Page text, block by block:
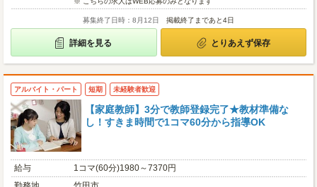
募集終了日時：8月12日 掲載終了まであと4日
詳細を見る とりあえず保存
アルバイト・パート 短期 未経験者歓迎
【家庭教師】3分で教師登録完了★教材準備な
し！すきま時間で1コマ60分から指導OK
給与
1コマ(60分)1980～7370円